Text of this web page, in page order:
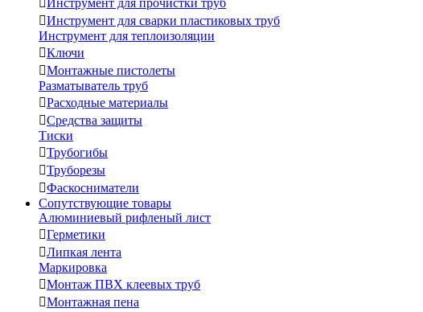
Инструмент для прочистки труб
Инструмент для сварки пластиковых труб
Инструмент для теплоизоляции
Ключи
Монтажные пистолеты
Разматыватель труб
Расходные материалы
Средства защиты
Тиски
Трубогибы
Труборезы
Фаскосниматели
Сопутствующие товары
Алюминиевый рифленый лист
Герметики
Липкая лента
Маркировка
Монтаж ПВХ клеевых труб
Монтажная пена